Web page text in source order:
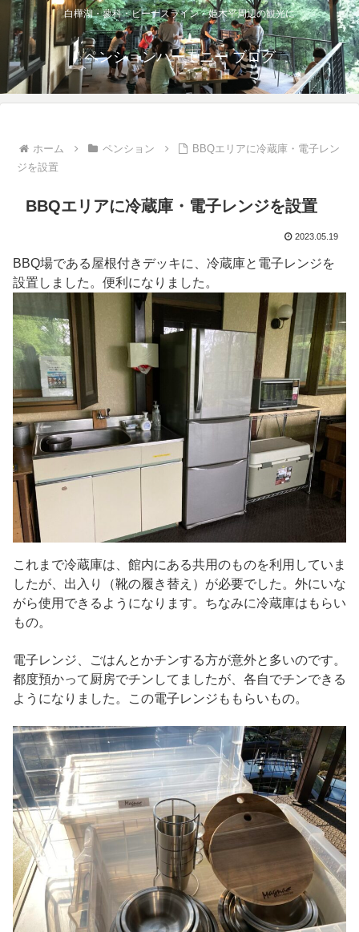
白樺湖・蓼科・ビーナスライン・姫木平周辺の観光に
ペンションハーモニー ブログ
ホーム ペンション
BBQエリアに冷蔵庫・電子レン
ジを設置
BBQエリアに冷蔵庫・電子レンジを設置
2023.05.19
BBQ場である屋根付きデッキに、冷蔵庫と電子レンジを
設置しました。便利になりました。
これまで冷蔵庫は、館内にある共用のものを利用していま
したが、出入り（靴の履き替え）が必要でした。外にいな
がら使用できるようになります。ちなみに冷蔵庫はもらい
もの。
電子レンジ、ごはんとかチンする方が意外と多いのです。
都度預かって厨房でチンしてましたが、各自でチンできる
ようになりました。この電子レンジももらいもの。